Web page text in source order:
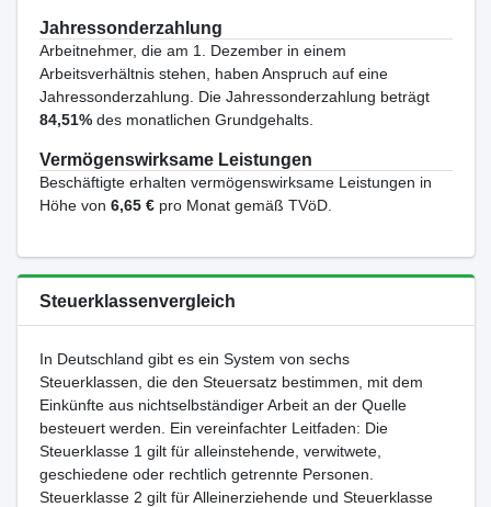
Jahressonderzahlung
Arbeitnehmer, die am 1. Dezember in einem
Arbeitsverhältnis stehen, haben Anspruch auf eine
Jahressonderzahlung. Die Jahressonderzahlung beträgt
84,51%des monatlichen Grundgehalts.
Vermögenswirksame Leistungen
Beschäftigte erhalten vermögenswirksame Leistungen in
Höhe von 6,65 €pro Monat gemäß TVöD.
Steuerklassenvergleich
In Deutschland gibt es ein System von sechs
Steuerklassen, die den Steuersatz bestimmen, mit dem
Einkünfte aus nichtselbständiger Arbeit an der Quelle
besteuert werden. Ein vereinfachter Leitfaden: Die
Steuerklasse 1 gilt für alleinstehende, verwitwete,
geschiedene oder rechtlich getrennte Personen.
Steuerklasse 2 gilt für Alleinerziehende und Steuerklasse